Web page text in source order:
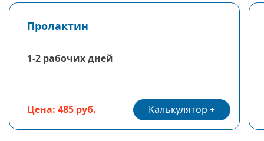
Пролактин
1-2 рабочих дней
Цена: 485 руб. Калькулятор